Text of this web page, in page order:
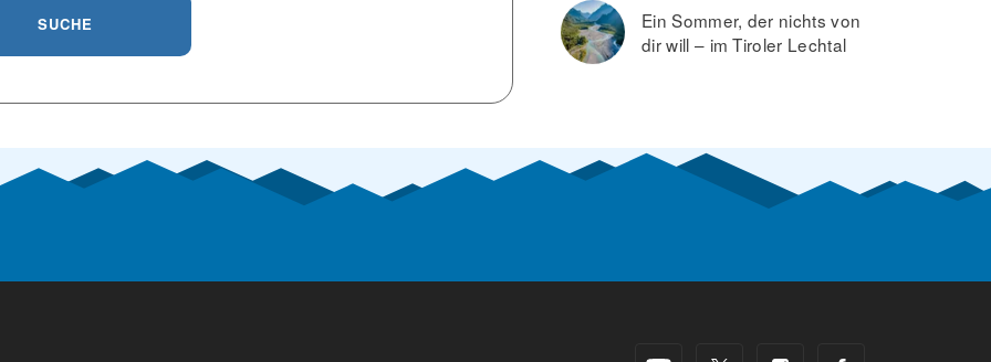
SUCHE
Ein Sommer, der nichts von
dir will – im Tiroler Lechtal